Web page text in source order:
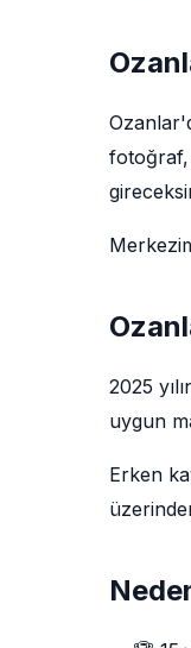
fotoğraf,
2025
uygun
Erken